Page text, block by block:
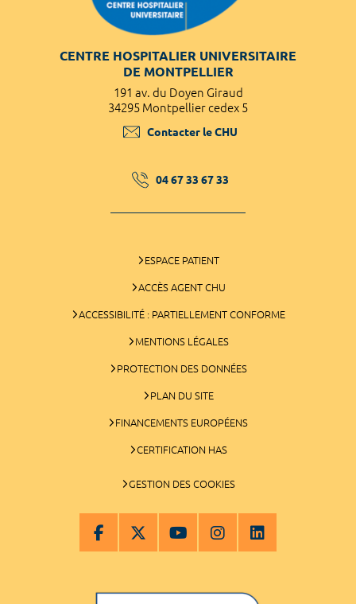
CENTRE HOSPITALIER UNIVERSITAIRE
DE MONTPELLIER
191 av. du Doyen Giraud
34295 Montpellier cedex 5
Contacter le CHU
04 67 33 67 33
ESPACE PATIENT
ACCÈS AGENT CHU
ACCESSIBILITÉ : PARTIELLEMENT CONFORME
MENTIONS LÉGALES
PROTECTION DES DONNÉES
PLAN DU SITE
FINANCEMENTS EUROPÉENS
CERTIFICATION HAS
GESTION DES COOKIES